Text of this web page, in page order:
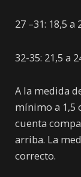
27 –31: 18,5 a
32-35: 21,5 a
A la medida
mínimo a 1,5
cuenta
arriba. La
correcto.